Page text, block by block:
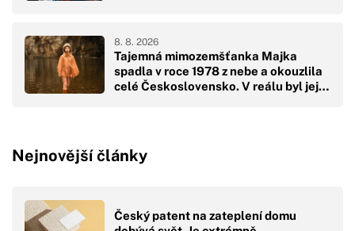
Tajemná mimozemšťanka Majka
spadla v roce 1978 z nebe a okouzlila
celé Československo. V reálu byl její
8. 8. 2026
Nejnovější články
Český patent na zateplení domu